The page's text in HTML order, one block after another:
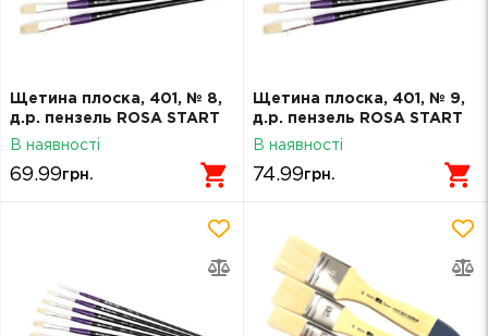
Щетина плоска, 401, № 8,
д.р. пензель ROSA START
В наявності
69.99грн.
Щетина плоска, 401, № 9,
д.р. пензель ROSA START
В наявності
74.99грн.